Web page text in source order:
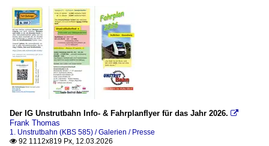
Der IG Unstrutbahn Info- & Fahrplanflyer für das Jahr 2026. 
Frank Thomas
1. Unstrutbahn (KBS 585) / Galerien / Presse
 92 1112x819 Px, 12.03.2026